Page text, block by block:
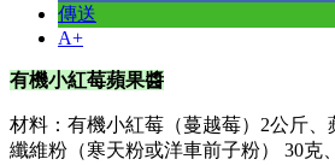
傳送
A+
有機小紅莓蘋果醬
材料：有機小紅莓（蔓越莓）2公斤、
纖維粉（寒天粉或洋車前子粉） 30克